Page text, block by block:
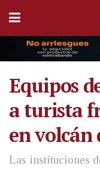
Equipos
a turista
en volcán
Las instituciones